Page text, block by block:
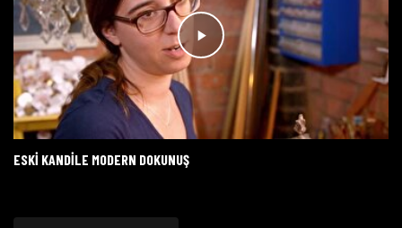
ESKI KANDILE MODERN DOKUNUŞ